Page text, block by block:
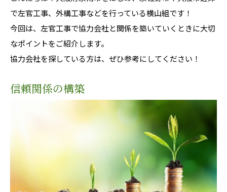
で左官工事、外構工事などを行っている横山組です！
今回は、左官工事で協力会社と関係を築いていくときに大切
なポイントをご紹介します。
協力会社を探している方は、ぜひ参考にしてください！
信頼関係の構築